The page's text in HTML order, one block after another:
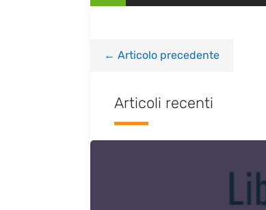
← Articolo precedente
Articoli recenti